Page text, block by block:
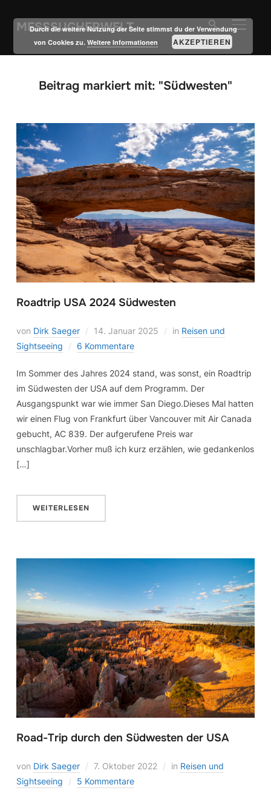
MESSSUCHERWELT
Beitrag markiert mit: "Südwesten"
Roadtrip USA 2024 Südwesten
von Dirk Saeger 14. Januar 2025 in Reisen und
Sightseeing
6 Kommentare
Im Sommer des Jahres 2024 stand, was sonst, ein Roadtrip
im Südwesten der USA auf dem Programm. Der
Ausgangspunkt war wie immer San Diego.Dieses Mal hatten
wir einen Flug von Frankfurt über Vancouver mit Air Canada
gebucht, AC 839. Der aufgerufene Preis war
unschlagbar.Vorher muß ich kurz erzählen, wie gedankenlos
[…]
WEITERLESEN
Road-Trip durch den Südwesten der USA
von Dirk Saeger 7. Oktober 2022 in Reisen und
Sightseeing
5 Kommentare
Durch die weitere Nutzung der Seite stimmst du der Verwendung
von Cookies zu.Weitere Informationen AKZEPTIEREN